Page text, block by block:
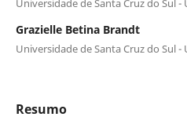
Universidade de Santa Cruz do Sul -
Grazielle Betina Brandt
Universidade de Santa Cruz do Sul -
Resumo